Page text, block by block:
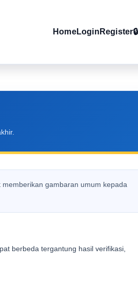
HomeLogin Register
gambaran umum kepada
berbeda tergantung hasil verifikasi,